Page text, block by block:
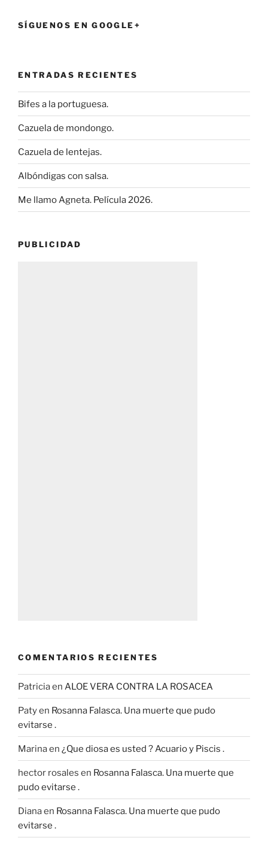
SÍGUENOS EN GOOGLE+
ENTRADAS RECIENTES
Bifes a la portuguesa.
Cazuela de mondongo.
Cazuela de lentejas.
Albóndigas con salsa.
Me llamo Agneta. Película 2026.
PUBLICIDAD
COMENTARIOS RECIENTES
Patriciaen ALOE VERA CONTRA LA ROSACEA
Patyen Rosanna Falasca. Una muerte que pudo
evitarse .
Marinaen ¿Que diosa es usted ? Acuario y Piscis .
hector rosales en Rosanna Falasca. Una muerte que
pudo evitarse .
Dianaen Rosanna Falasca. Una muerte que pudo
evitarse .